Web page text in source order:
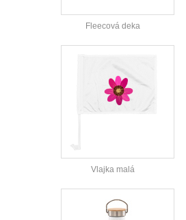
Fleecová deka
Vlajka malá